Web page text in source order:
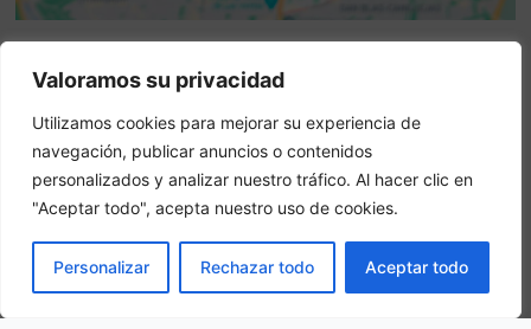
Valoramos su privacidad
Utilizamos cookies para mejorar su experiencia de
navegación, publicar anuncios o contenidos
personalizados y analizar nuestro tráfico. Al hacer clic en
"Aceptar todo", acepta nuestro uso de cookies.
Personalizar Rechazar todo Aceptar todo
Attenzione: questo non è un sito ufficiale. Questo sito
prenotazione online.
Siete il proprietario di questo sito web?–
Altri hotel in cittàPRENOTA